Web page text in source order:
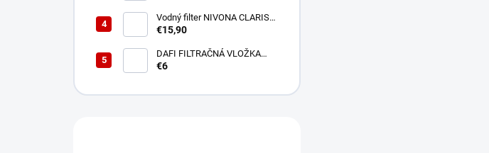
Vodný filter NIVONA CLARIS
NIRF701
€15,90
DAFI FILTRAČNÁ VLOŽKA
POLYPROPYLENOVÁ
€6